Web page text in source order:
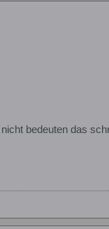
bedeuten das